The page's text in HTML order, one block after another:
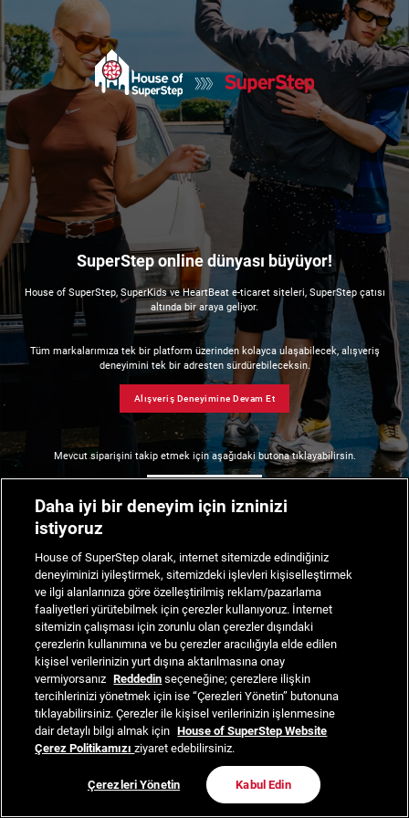
SuperStep online dünyası büyüyor!
House of SuperStep, SuperKids ve HeartBeat e-ticaret siteleri, SuperStep çatısı
altında bir araya geliyor.
Tüm markalarımıza tek bir platform üzerinden kolayca ulaşabilecek, alışveriş
deneyimini tek bir adresten sürdürebileceksin.
Alışveriş Deneyimine Devam Et
Mevcut siparişini takip etmek için aşağıdaki butona tıklayabilirsin.
Daha iyi bir deneyim için izninizi
istiyoruz
House of SuperStep olarak, internet sitemizde edindiğiniz
deneyiminizi iyileştirmek, sitemizdeki işlevleri kişiselleştirmek
ve ilgi alanlarınıza göre özelleştirilmiş reklam/pazarlama
faaliyetleri yürütebilmek için çerezler kullanıyoruz. İnternet
sitemizin çalışması için zorunlu olan çerezler dışındaki
çerezlerin kullanımına ve bu çerezler aracılığıyla elde edilen
kişisel verilerinizin yurt dışına aktarılmasına onay
vermiyorsanız Reddedin seçeneğine; çerezlere ilişkin
tercihlerinizi yönetmek için ise “Çerezleri Yönetin” butonuna
tıklayabilirsiniz. Çerezler ile kişisel verilerinizin işlenmesine
dair detaylı bilgi almak için House of SuperStep Website
Çerez Politikamızıziyaret edebilirsiniz.
Çerezleri Yönetin Kabul Edin